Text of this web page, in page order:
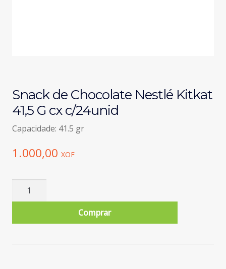
Snack de Chocolate Nestlé Kitkat
41,5 G cx c/24unid
Capacidade: 41.5 gr
1.000,00 XOF
Quantidade
de
Comprar